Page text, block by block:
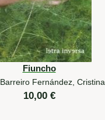
Fiuncho
Barreiro Fernández, Cristina
10,00 €